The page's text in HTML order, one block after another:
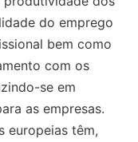
do emprego
bem como
com os
se em
as empresas.
europeias têm,